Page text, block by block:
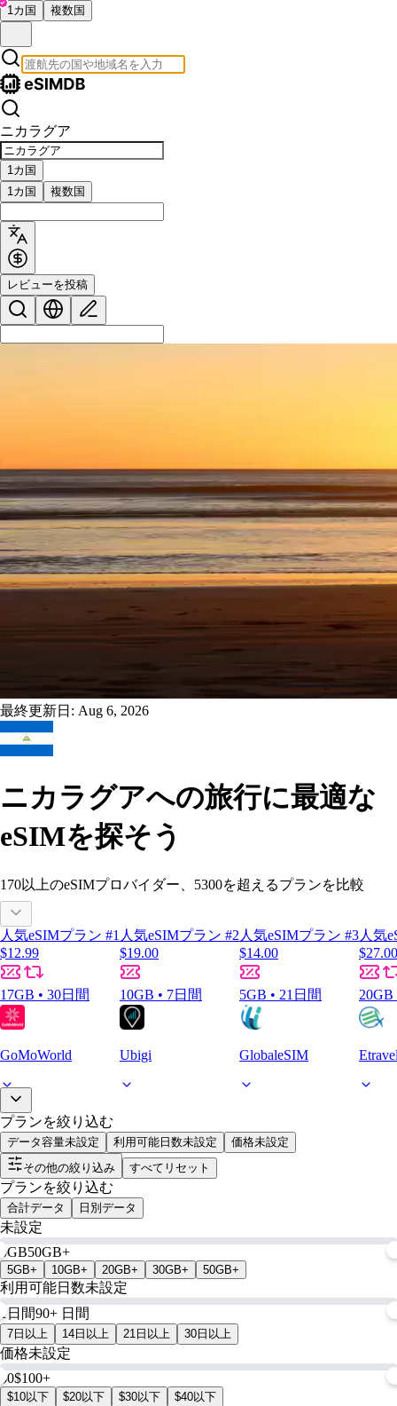
1カ国 複数国
ニカラグア
1カ国
1カ国
複数国
レビューを投稿
最終更新日: Aug 6, 2026
ニカラグアへの旅行に最適な
eSIMを探そう
170以上のeSIMプロバイダー、 5300を超えるプランを比較
人気eSIMプラン #1
$12.99
17GB • 30日間
GoMoWorld
人気eSIMプラン #2
$19.00
10GB • 7日間
Ubigi
人気eSIMプラン #3
$14.00
5GB • 21日間
GlobaleSIM
人気
$27.00
20GB
プランを絞り込む
データ容量未設定 利用可能日数未設定 価格未設定
その他の絞り込み
すべてリセット
プランを絞り込む
合計データ 日別データ
未設定
0GB50GB+
5GB+ 10GB+ 20GB+ 30GB+ 50GB+
利用可能日数未設定
1日間90+ 日間
7日以上 14日以上 21日以上 30日以上
価格未設定
$0$100+
$10以下 $20以下 $30以下
$40以下